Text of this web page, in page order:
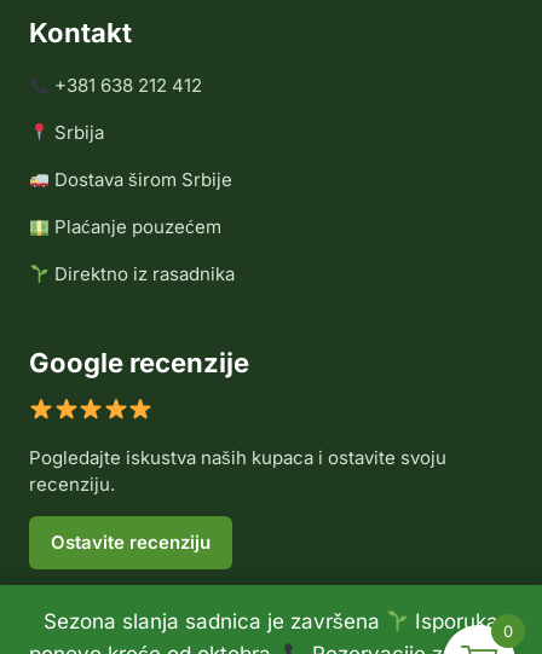
Sezona slanja sadnica je završena
Isporuka
Kontakt
+381 638 212 412
Srbija
Dostava širom Srbije
Plaćanje pouzećem
Direktno iz rasadnika
Google recenzije
Pogledajte iskustva naših kupaca i ostavite svoju
recenziju.
Ostavite recenziju
0